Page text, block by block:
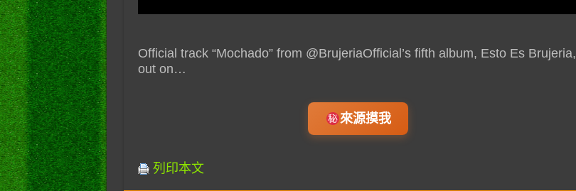
Official track “Mochado” from @BrujeriaOfficial’s fifth album, Esto Es Brujeria,
out on…
來源摸我
列印本文